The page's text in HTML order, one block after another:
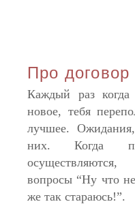
Про
Каждый раз когда
новое, тебя
лучшее.
них. Когда
вопросы “Ну что
же так стараюсь!”.